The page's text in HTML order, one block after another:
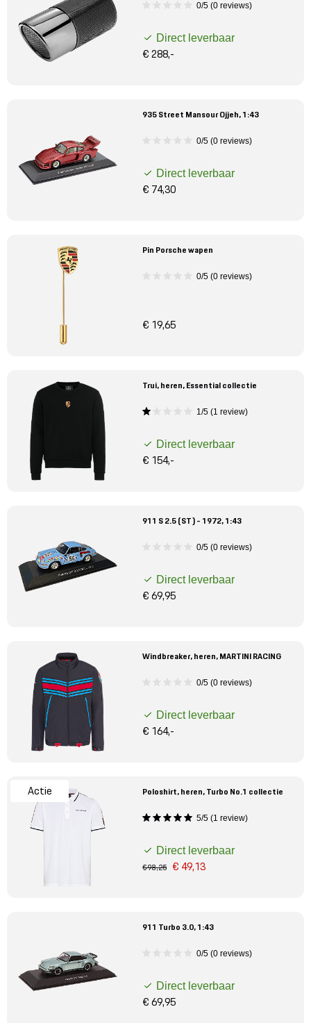
0/5 (0 reviews)
Direct leverbaar
€ 288,-
935 Street Mansour Ojjeh, 1:43
0/5 (0 reviews)
Direct leverbaar
€ 74,30
Pin Porsche wapen
0/5 (0 reviews)
€ 19,65
Trui, heren, Essential collectie
1/5 (1 review)
Direct leverbaar
€ 154,-
911 S 2.5 (ST) - 1972, 1:43
0/5 (0 reviews)
Direct leverbaar
€ 69,95
Windbreaker, heren, MARTINI RACING
0/5 (0 reviews)
Direct leverbaar
€ 164,-
Actie Poloshirt, heren, Turbo No.1 collectie
5/5 (1 review)
Direct leverbaar
€ 98,25 € 49,13
911 Turbo 3.0, 1:43
0/5 (0 reviews)
Direct leverbaar
€ 69,95